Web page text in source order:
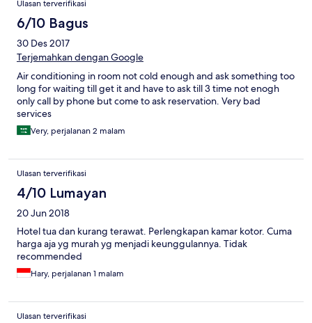
Ulasan terverifikasi
6/10 Bagus
30 Des 2017
Terjemahkan dengan Google
Air conditioning in room not cold enough and ask something too
long for waiting till get it and have to ask till 3 time not enogh
only call by phone but come to ask reservation. Very bad
services
Very, perjalanan 2 malam
Ulasan terverifikasi
4/10 Lumayan
20 Jun 2018
Hotel tua dan kurang terawat. Perlengkapan kamar kotor. Cuma
harga aja yg murah yg menjadi keunggulannya. Tidak
recommended
Hary, perjalanan 1 malam
Ulasan terverifikasi